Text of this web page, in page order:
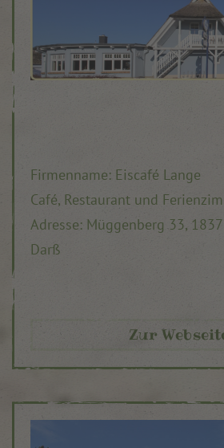
Firmenname: Eiscafé Lange
Café, Restaurant und
Adresse: Müggenberg 33,
Darß
Zur